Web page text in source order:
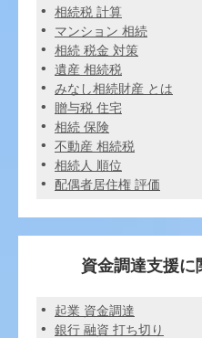
相続税 計算
マンション 相続
相続 税金 対策
遺産 相続税
みなし相続財産 とは
贈与税 住宅
相続 保険
不動産 相続税
相続人 順位
配偶者居住権 評価
資金調達支援に
起業 資金調達
銀行 融資 打ち切り